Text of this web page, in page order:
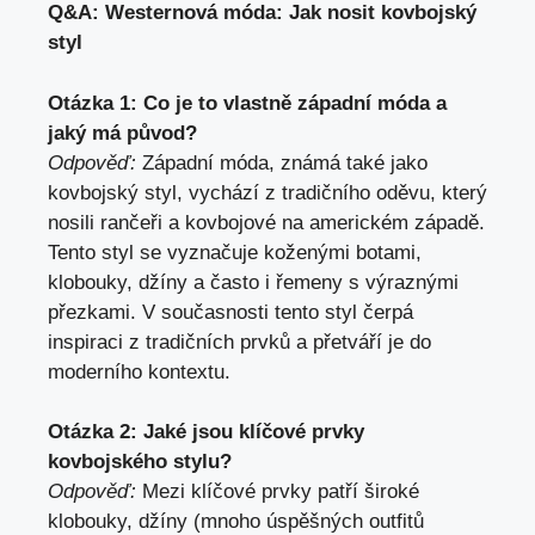
Q&A: Westernová móda: Jak nosit kovbojský
styl
Otázka 1: Co je to vlastně západní móda a
jaký má původ?
Odpověď: Západní móda, známá také jako
kovbojský styl, vychází z tradičního oděvu, který
nosili rančeři a kovbojové na americkém západě.
Tento styl se vyznačuje koženými botami,
klobouky, džíny a často i řemeny s výraznými
přezkami. V současnosti tento styl čerpá
inspiraci z tradičních prvků a přetváří je do
moderního kontextu.
Otázka 2: Jaké jsou klíčové prvky
kovbojského stylu?
Odpověď: Mezi klíčové prvky patří široké
klobouky, džíny (mnoho úspěšných outfitů